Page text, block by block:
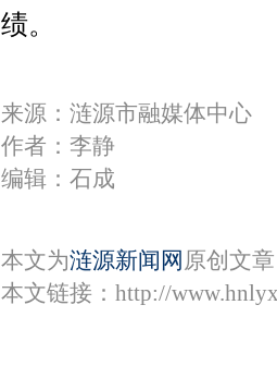
绩。
来源：涟源市融媒体中心
作者：李静
编辑：石成
本文为涟源新闻网 原创文
本文链接： http://